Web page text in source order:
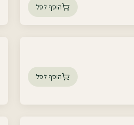
הוסף לסל
הוסף לסל